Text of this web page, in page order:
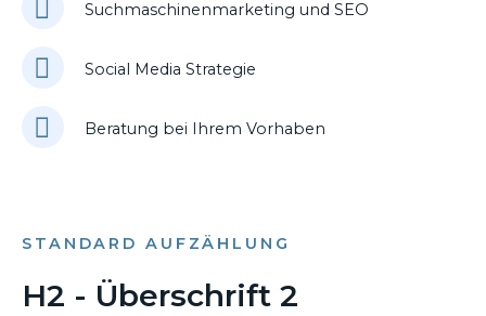
Suchmaschinenmarketing und SEO
Social Media Strategie
Beratung bei Ihrem Vorhaben
STANDARD AUFZÄHLUNG
H2 - Überschrift 2